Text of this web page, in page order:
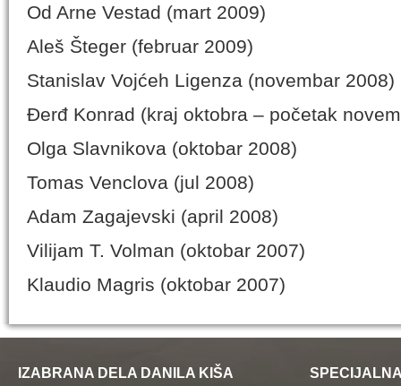
Od Arne Vestad (mart 2009)
Aleš Šteger (februar 2009)
Stanislav Vojćeh Ligenza (novembar 2008)
Đerđ Konrad (kraj oktobra – početak
Olga Slavnikova (oktobar 2008)
Tomas Venclova (jul 2008)
Adam Zagajevski (april 2008)
Vilijam T. Volman (oktobar 2007)
Klaudio Magris (oktobar 2007)
IZABRANA DELA DANILA KIŠA